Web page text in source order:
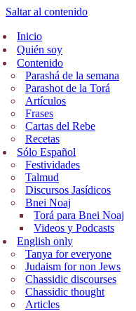
Saltar al contenido
Inicio
Quién soy
Contenido
Parashá de la semana
Parashot de la Torá
Artículos
Frases
Cartas del Rebe
Recetas
Sólo Español
Festividades
Talmud
Discursos Jasídicos
Bnei Noaj
Torá para Bnei Noaj
Videos y Podcasts
English only
Tanya for everyone
Judaism for non Jews
Chassidic discourses
Chassidic thought
Articles